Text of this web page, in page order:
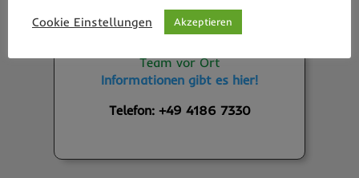
Sie?!
Team vor Ort
Informationen gibt es hier!
Telefon: +49 4186 7330
Cookie Einstellungen
Akzeptieren